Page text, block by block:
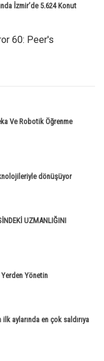
İzmir’de 5.624 Konut
60: Peer's
Ve Robotik Öğrenme
dönüşüyor
UZMANLIĞINI
Yönetin
aylarında en çok saldırıya